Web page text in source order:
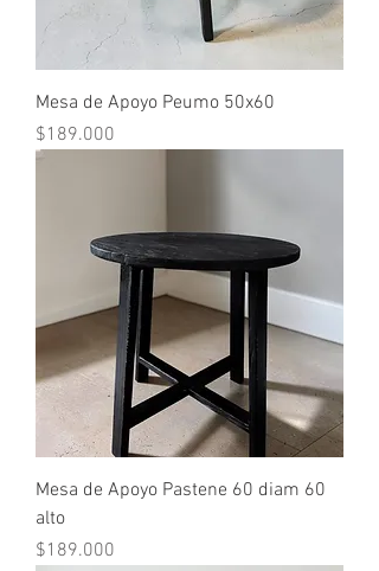
Mesa de Apoyo Peumo 50x60
Precio
$189.000
Mesa de Apoyo Pastene 60 diam 60
alto
Precio
$189.000